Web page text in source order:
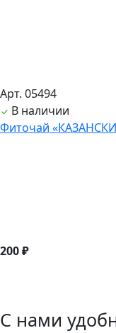
Арт. 05494
В наличии
Фиточай
200 ₽
С нами